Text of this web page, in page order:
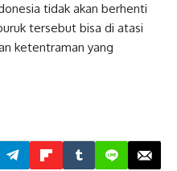
tidak akan berhenti
tersebut bisa di atasi
ketentraman yang